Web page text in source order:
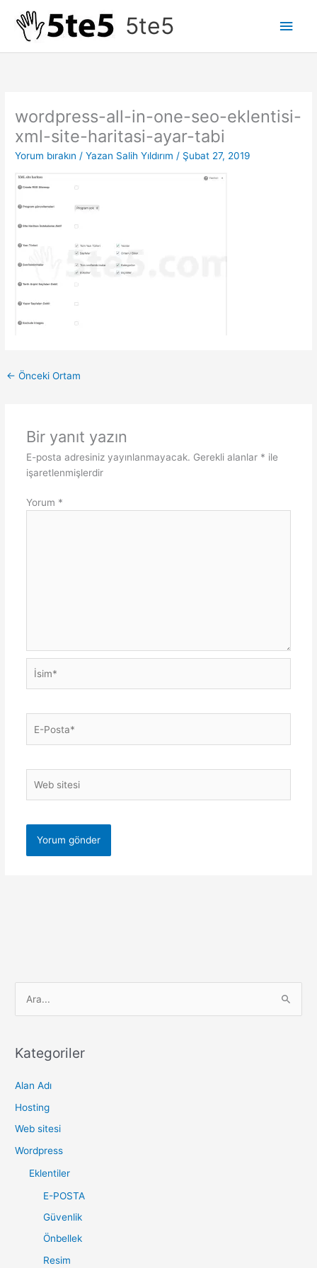
5te5
Ana
wordpress-all-in-one-seo-eklentisi-
xml-site-haritasi-ayar-tabi
Yorum bırakın / Yazan Salih Yıldırım/ Şubat 27, 2019
← Önceki Ortam
Bir yanıt yazın
E-posta adresiniz yayınlanmayacak. Gerekli alanlar * ile
işaretlenmişlerdir
Yorum *
Posta*
sitesi
r
h
f
o
Kategoriler
Alan Adı
Hosting
Web sitesi
Wordpress
Eklentiler
E-POSTA
Güvenlik
Önbellek
Resim